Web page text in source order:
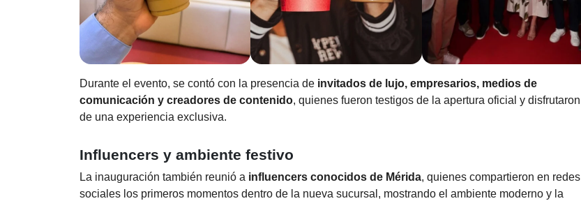
Durante el evento, se contó con la presencia de invitados de lujo, empresarios, medios de
comunicación y creadores de contenido, quienes fueron testigos de la apertura oficial y disfrutaron
de una experiencia exclusiva.
Influencers y ambiente festivo
La inauguración también reunió a influencers conocidos de Mérida, quienes compartieron en redes
sociales los primeros momentos dentro de la nueva sucursal, mostrando el ambiente moderno y la